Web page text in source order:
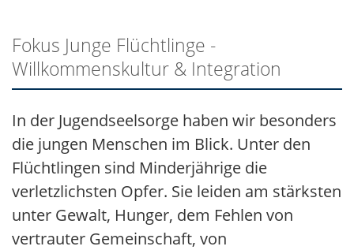
Fokus Junge Flüchtlinge -
Willkommenskultur & Integration
In der Jugendseelsorge haben wir besonders
die jungen Menschen im Blick. Unter den
Flüchtlingen sind Minderjährige die
verletzlichsten Opfer. Sie leiden am stärksten
unter Gewalt, Hunger, dem Fehlen von
vertrauter Gemeinschaft, von